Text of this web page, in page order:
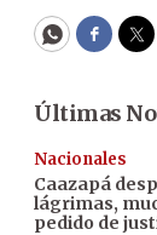
Últimas
Nacionales
Caazapá
lágrimas,
pedido de